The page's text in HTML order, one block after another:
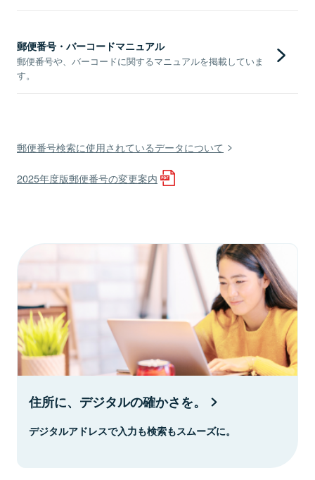
郵便番号・バーコードマニュアル
郵便番号や、バーコードに関するマニュアルを掲載していま
す。
郵便番号検索に使用されているデータについて
2025年度版郵便番号の変更案内
住所に、デジタルの確かさを。
デジタルアドレスで入力も検索もスムーズに。